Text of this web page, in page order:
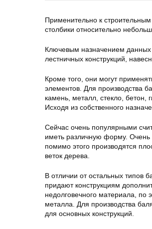
Применительно к
столбики относительно
Ключевым назначением данных
лестничных конструкций,
Кроме того, они могут
элементов. Для производства
камень, металл, стекло, бетон,
Исходя из собственного
Сейчас очень популярными
иметь различную форму. Очень
помимо этого производятся
веток дерева.
В отличии от остальных типов
придают конструкциям
недолговечного материала, по
металла. Для производства
для основных конструкций.